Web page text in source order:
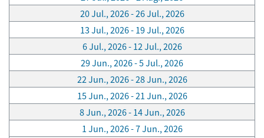
20 Jul., 2026 - 26 Jul., 2026
13 Jul., 2026 - 19 Jul., 2026
6 Jul., 2026 - 12 Jul., 2026
29 Jun., 2026 - 5 Jul., 2026
22 Jun., 2026 - 28 Jun., 2026
15 Jun., 2026 - 21 Jun., 2026
8 Jun., 2026 - 14 Jun., 2026
1 Jun., 2026 - 7 Jun., 2026